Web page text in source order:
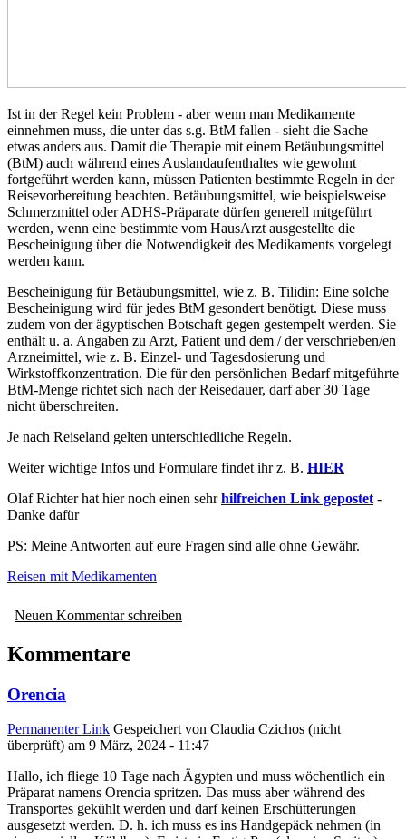
Ist in der Regel kein Problem - aber wenn man Medikamente
einnehmen muss, die unter das s.g. BtM fallen - sieht die Sache
etwas anders aus. Damit die Therapie mit einem Betäubungsmittel
(BtM) auch während eines Auslandaufenthaltes wie gewohnt
fortgeführt werden kann, müssen Patienten bestimmte Regeln in der
Reisevorbereitung beachten. Betäubungsmittel, wie beispielsweise
Schmerzmittel oder ADHS-Präparate dürfen generell mitgeführt
werden, wenn eine bestimmte vom HausArzt ausgestellte die
Bescheinigung über die Notwendigkeit des Medikaments vorgelegt
werden kann.
Bescheinigung für Betäubungsmittel, wie z. B. Tilidin: Eine solche
Bescheinigung wird für jedes BtM gesondert benötigt. Diese muss
zudem von der ägyptischen Botschaft gegen gestempelt werden. Sie
enthält u. a. Angaben zu Arzt, Patient und dem / der verschrieben/en
Arzneimittel, wie z. B. Einzel- und Tagesdosierung und
Wirkstoffkonzentration. Die für den persönlichen Bedarf mitgeführte
BtM-Menge richtet sich nach der Reisedauer, darf aber 30 Tage
nicht überschreiten.
Je nach Reiseland gelten unterschiedliche Regeln.
Weiter wichtige Infos und Formulare findet ihr z. B. HIER
Olaf Richter hat hier noch einen sehrhilfreichen Link gepostet -
Danke dafür
PS: Meine Antworten auf eure Fragen sind alle ohne Gewähr.
Reisen mit Medikamenten
Neuen Kommentar schreiben
Kommentare
Orencia
Permanenter Link Gespeichert von Claudia Czichos (nicht
überprüft) am 9 März, 2024 - 11:47
Hallo, ich fliege 10 Tage nach Ägypten und muss wöchentlich ein
Präparat namens Orencia spritzen. Das muss aber während des
Transportes gekühlt werden und darf keinen Erschütterungen
ausgesetzt werden. D. h. ich muss es ins Handgepäck nehmen (in